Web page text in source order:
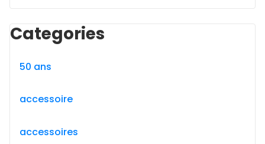
Categories
50 ans
accessoire
accessoires